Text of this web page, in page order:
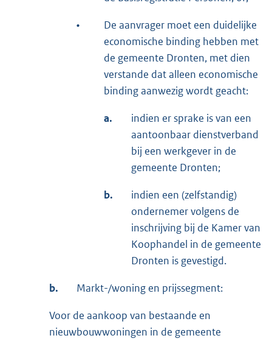
•
De aanvrager moet een duidelijke
economische binding hebben met
de gemeente Dronten, met dien
verstande dat alleen economische
binding aanwezig wordt geacht:
a.
indien er sprake is van een
aantoonbaar dienstverband
bij een werkgever in de
gemeente Dronten;
b.
indien een (zelfstandig)
ondernemer volgens de
inschrijving bij de Kamer van
Koophandel in de gemeente
Dronten is gevestigd.
b. Markt-/woning en prijssegment:
Voor de aankoop van bestaande en
nieuwbouwwoningen in de gemeente